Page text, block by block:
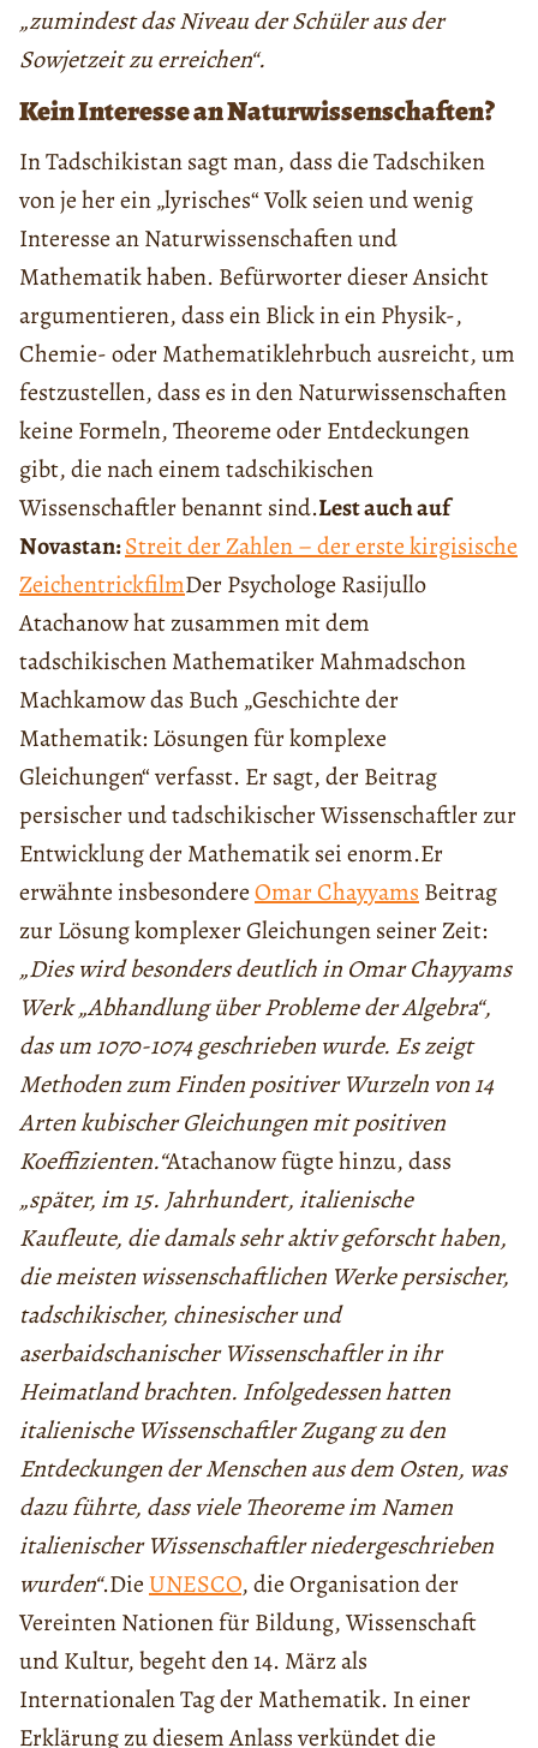
„zumindest das Niveau der Schüler aus der
Sowjetzeit zu erreichen“.
Kein Interesse an Naturwissenschaften?
In Tadschikistan sagt man, dass die Tadschiken
von je her ein „lyrisches“ Volk seien und wenig
Interesse an Naturwissenschaften und
Mathematik haben. Befürworter dieser Ansicht
argumentieren, dass ein Blick in ein Physik-,
Chemie- oder Mathematiklehrbuch ausreicht, um
festzustellen, dass es in den Naturwissenschaften
keine Formeln, Theoreme oder Entdeckungen
gibt, die nach einem tadschikischen
Wissenschaftler benannt sind.Lest auch auf
Novastan:Streit der Zahlen – der erste kirgisische
ZeichentrickfilmDer Psychologe Rasijullo
Atachanow hat zusammen mit dem
tadschikischen Mathematiker Mahmadschon
Machkamow das Buch „Geschichte der
Mathematik: Lösungen für komplexe
Gleichungen“ verfasst. Er sagt, der Beitrag
persischer und tadschikischer Wissenschaftler zur
Entwicklung der Mathematik sei enorm.Er
erwähnte insbesondereOmar Chayyams Beitrag
zur Lösung komplexer Gleichungen seiner Zeit:
„Dies wird besonders deutlich in Omar Chayyams
Werk „Abhandlung über Probleme der Algebra“,
das um 1070-1074 geschrieben wurde. Es zeigt
Methoden zum Finden positiver Wurzeln von 14
Arten kubischer Gleichungen mit positiven
Koeffizienten.“Atachanow fügte hinzu, dass
„später, im 15. Jahrhundert, italienische
Kaufleute, die damals sehr aktiv geforscht haben,
die meisten wissenschaftlichen Werke persischer,
tadschikischer, chinesischer und
aserbaidschanischer Wissenschaftler in ihr
Heimatland brachten. Infolgedessen hatten
italienische Wissenschaftler Zugang zu den
Entdeckungen der Menschen aus dem Osten, was
dazu führte, dass viele Theoreme im Namen
italienischer Wissenschaftler niedergeschrieben
wurden“.DieUNESCO, die Organisation der
Vereinten Nationen für Bildung, Wissenschaft
und Kultur, begeht den 14. März als
Internationalen Tag der Mathematik. In einer
Erklärung zu diesem Anlassverkündetdie